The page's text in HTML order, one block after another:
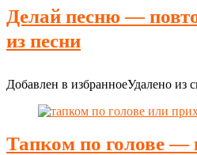
Делай песню —
из песни
Добавлен в избранноеУдалено из
Тапком по голове —